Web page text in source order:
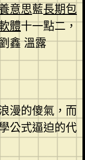
意思藍長期包
體十一點二，
鑫 溫露
漫的傻氣，而
公式逼迫的代